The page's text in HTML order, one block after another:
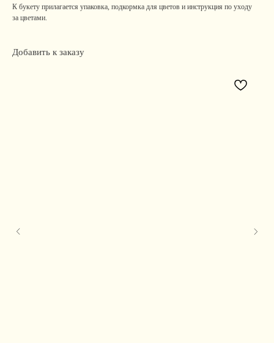
К букету прилагается упаковка, подкормка для цветов и инструкция по уходу
за цветами.
Добавить к заказу